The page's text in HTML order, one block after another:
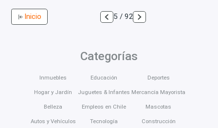
Inicio 5 / 92
Categorías
Inmuebles
Hogar y Jardín
Belleza
Autos y Vehículos
Educación
Juguetes & Infantes
Empleos en Chile
Tecnología
Deportes
Mercancía Mayorista
Mascotas
Construcción